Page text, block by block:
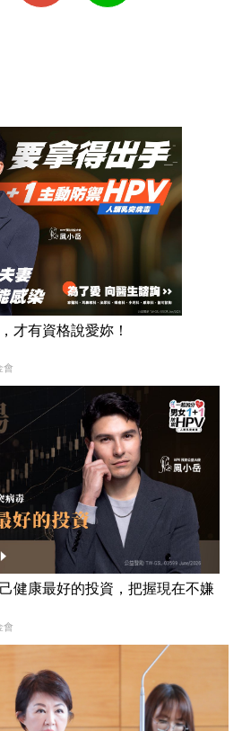
才有資格說愛妳！
會
健康最好的投資，把握現在不嫌
會